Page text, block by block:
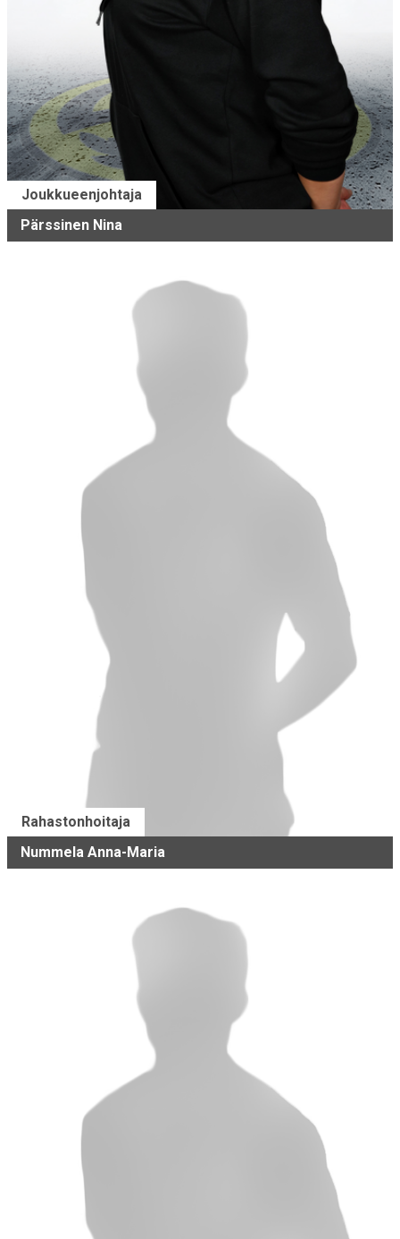
Joukkueenjohtaja
Pärssinen Nina
Rahastonhoitaja
Nummela Anna-Maria